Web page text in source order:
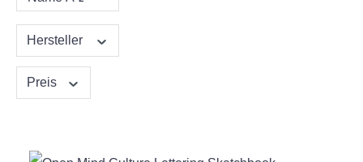
Hersteller
Preis